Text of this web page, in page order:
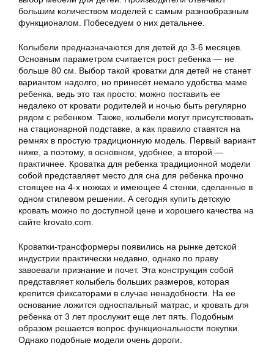
большим количеством моделей с самым разнообразным
функционалом. Побеседуем о них детальнее.
Колыбели предназначаются для детей до 3-6 месяцев.
Основным параметром считается рост ребенка — не
больше 80 см. Выбор такой кроватки для детей не станет
вариантом надолго, но принесёт немало удобства маме
ребенка, ведь это так просто: можно поставить ее
недалеко от кровати родителей и ночью быть регулярно
рядом с ребенком. Также, колыбели могут присутствовать
на стационарной подставке, а как правило ставятся на
ремнях в простую традиционную модель. Первый вариант
ниже, а поэтому, в основном, удобнее, а второй —
практичнее. Кроватка для ребенка традиционной модели
собой представляет место для сна для ребенка прочно
стоящее на 4-х ножках и имеющее 4 стенки, сделанные в
одном стилевом решении. А сегодня купить детскую
кровать можно по доступной цене и хорошего качества на
сайте krovato.com.
Кроватки-трансформеры появились на рынке детской
индустрии практически недавно, однако по праву
завоевали признание и почет. Эта конструкция собой
представляет колыбель больших размеров, которая
крепится фиксаторами в случае ненадобности. На ее
основание ложится односпальный матрас, и кровать для
ребенка от 3 лет прослужит еще лет пять. Подобным
образом решается вопрос функциональности покупки.
Однако подобные модели очень дороги.